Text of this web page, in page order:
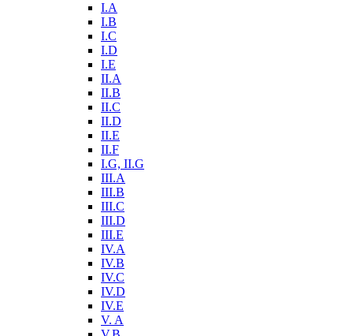
I.A
I.B
I.C
I.D
I.E
II.A
II.B
II.C
II.D
II.E
II.F
I.G, II.G
III.A
III.B
III.C
III.D
III.E
IV.A
IV.B
IV.C
IV.D
IV.E
V. A